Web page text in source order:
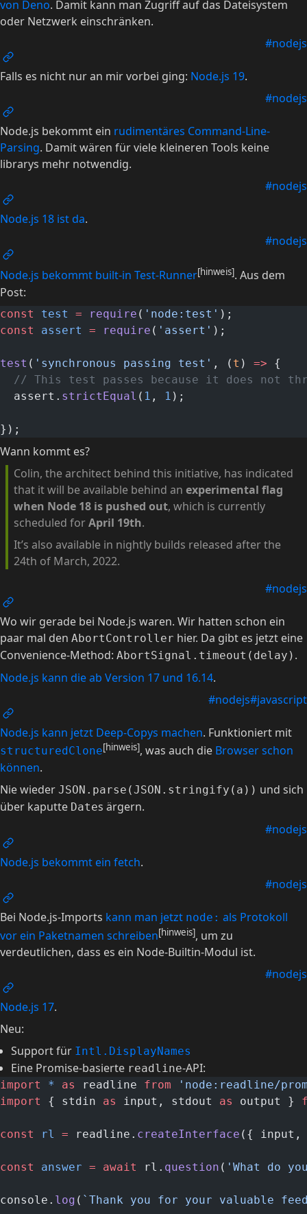
von Deno. Damit kann man Zugriff auf das Dateisystem
oder Netzwerk einschränken.
#nodejs
Falls es nicht nur an mir vorbei ging: Node.js 19.
#nodejs
Node.js bekommt ein rudimentäres Command-Line-
Parsing. Damit wären für viele kleineren Tools keine
librarys mehr notwendig.
#nodejs
Node.js 18 ist da.
#nodejs
Node.js bekommt built-in Test-Runner[hinweis]. Aus dem
Post:
const test = require ( 'node:test' );
const
assert = require ( 'assert' );
test ( 'synchronous passing test' , ( t ) => {
// This test passes because it does not
  assert.
strictEqual ( 1 , 1 );
});
Wann kommt es?
Colin, the architect behind this initiative, has indicated
that it will be available behind an experimental flag
when Node 18 is pushed out, which is currently
scheduled forApril 19th.
It’s also available in nightly builds released after the
24th of March, 2022.
#nodejs
Wo wir gerade bei Node.js waren. Wir hatten schon ein
paar mal den AbortController hier. Da gibt es jetzt eine
Convenience-Method: AbortSignal.timeout(delay) .
Node.js kann die ab Version 17 und 16.14.
#nodejs#javascript
Node.js kann jetzt Deep-Copys machen. Funktioniert mit
structuredClone[hinweis], was auch die Browser schon
können.
Nie wieder JSON.parse(JSON.stringify(a)) und sich
über kaputte Dates ärgern.
#nodejs
Node.js bekommt ein fetch.
#nodejs
Bei Node.js-Imports kann man jetzt node: als Protokoll
vor ein Paketnamen schreiben[hinweis], um zu
verdeutlichen, dass es ein Node-Builtin-Modul ist.
#nodejs
Node.js 17.
Neu:
Support für Intl.DisplayNames
Eine Promise-basierte readline-API:
import * as readline from 'node:readline/
import
{ stdin as input, stdout as output }
const rl = readline. createInterface ({ input,
const answer = await rl. question ( 'What do
console. log ( `Thank you for your valuable